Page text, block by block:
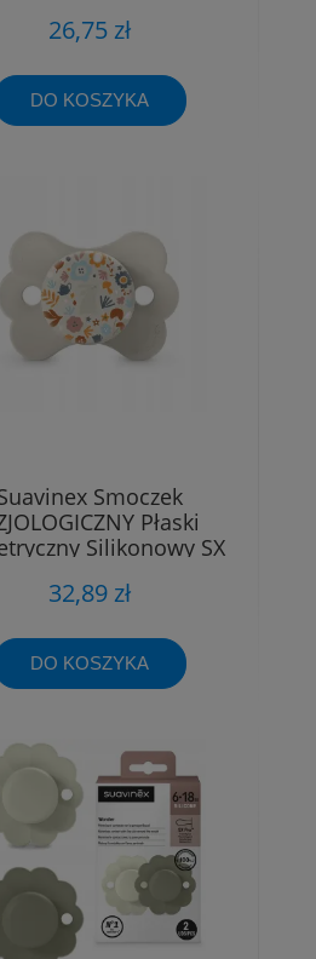
26,75 zł
DO KOSZYKA
Smoczek
Płaski
Silikonowy SX
32,89 zł
DO KOSZYKA